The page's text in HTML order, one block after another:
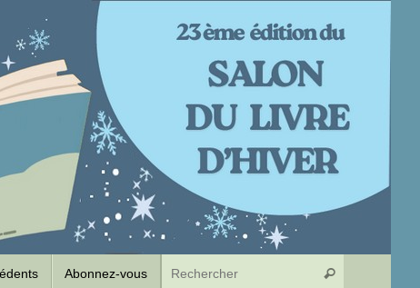
Abonnez-vous Rechercher